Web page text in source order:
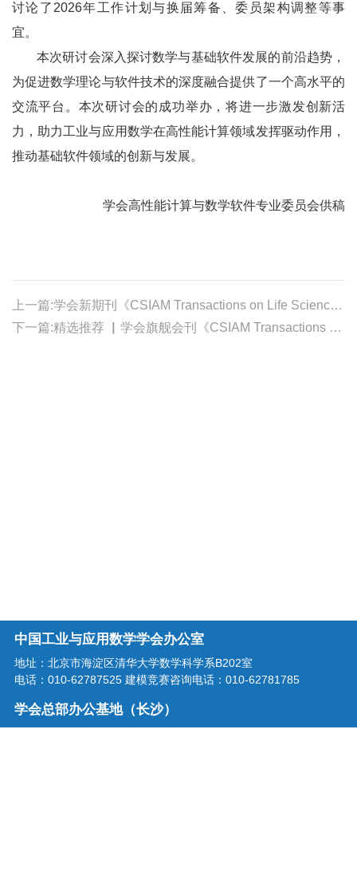
讨论了2026年工作计划与换届筹备、委员架构调整等事
宜。
本次研讨会深入探讨数学与基础软件发展的前沿趋势，
为促进数学理论与软件技术的深度融合提供了一个高水平的
交流平台。本次研讨会的成功举办，将进一步激发创新活
力，助力工业与应用数学在高性能计算领域发挥驱动作用，
推动基础软件领域的创新与发展。
学会高性能计算与数学软件专业委员会供稿
上一篇:学会新期刊《CSIAM Transactions on Life Sciences》 2025年第四期正式上线发行，欢迎查阅
下一篇:精选推荐 ▏学会旗舰会刊《CSIAM Transactions on Applied Mathematics》2025年精选文章推荐（三）
中国工业与应用数学学会办公室
地址：北京市海淀区清华大学数学科学系B202室
电话：010-62787525 建模竞赛咨询电话：010-62781785
学会总部办公基地（长沙）